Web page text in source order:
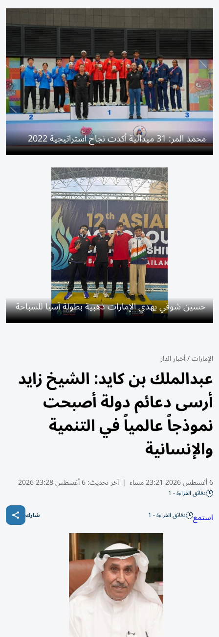
محمد المر: 31 ميدالية أكدت نجاح استراتيجية 2022
حسين شوقي يهدي الإمارات ذهبية بطولة آسيا للسباحة
الإمارات/أخبار الدار
عبدالملك بن كايد: الشيخ زايد
أرسى دعائم دولة أصبحت
نموذجاً عالمياً في التنمية
والإنسانية
6 أغسطس 2026 23:21 مساء | آخر تحديث:6 أغسطس 23:28 2026
دقائق القراءة - 1
استمع دقائق القراءة - 1 شارك